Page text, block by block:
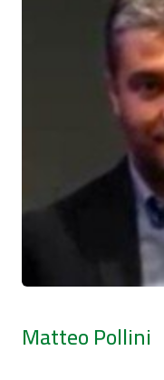
Matteo Pollini